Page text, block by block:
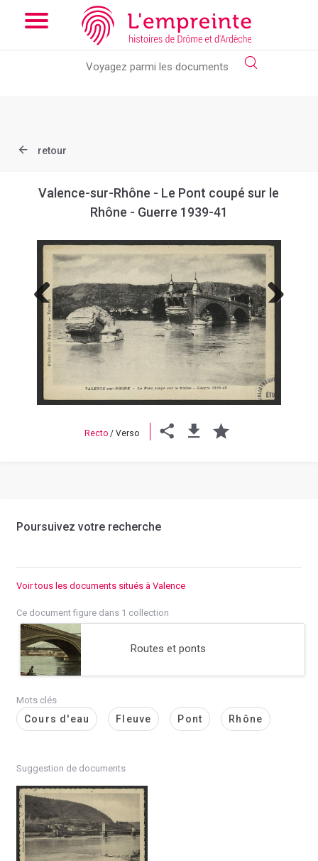
Array ( [slug] => document [ref] => B263626101_CP1241 )
Add the new slick-theme.css if you want the default styling
retour
Valence-sur-Rhône - Le Pont coupé sur le
Rhône - Guerre 1939-41
Previous Next
Recto / Verso
Poursuivez votre recherche
Voir tous les documents situés à Valence
Ce document figure dans 1 collection
Routes et ponts
Mots clés
Cours d'eau Fleuve Pont Rhône
Suggestion de documents